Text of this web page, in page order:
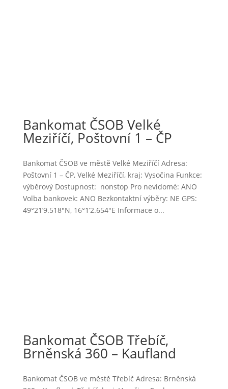
Bankomat ČSOB Velké
Meziříčí, Poštovní 1 – ČP
Bankomat ČSOB ve městě Velké Meziříčí Adresa:
Poštovní 1 – ČP, Velké Meziříčí, kraj: Vysočina Funkce:
výběrový Dostupnost: nonstop Pro nevidomé: ANO
Volba bankovek: ANO Bezkontaktní výběry: NE GPS:
49°21’9.518″N, 16°1’2.654″E Informace o...
Bankomat ČSOB Třebíč,
Brněnská 360 – Kaufland
Bankomat ČSOB ve městě Třebíč Adresa: Brněnská